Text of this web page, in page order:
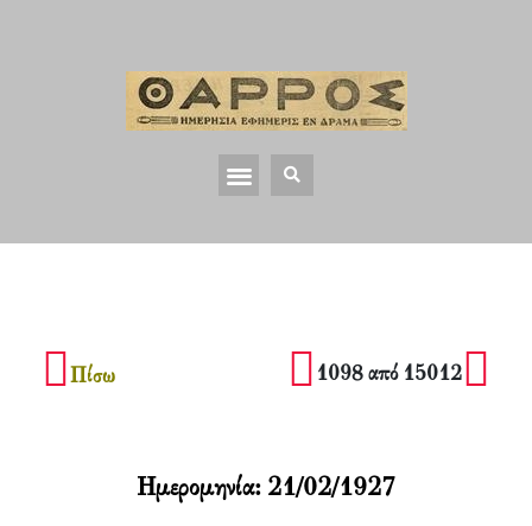
Πίσω 1098 από 15012
Ημερομηνία: 21/02/1927